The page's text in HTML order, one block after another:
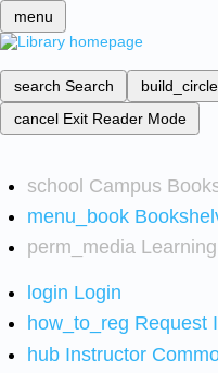
menu
search Search build_circle
cancel Exit Reader Mode
school Campus
menu_book
perm_media
login Login
how_to_reg Request
hub Instructor